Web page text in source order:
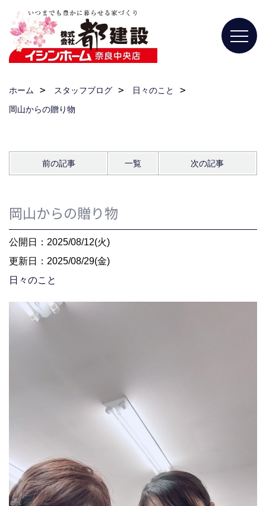
ホーム スタッフブログ
日々のこと
岡山からの贈り物
前の記事 一覧 次の記事
岡山からの贈り物
公開日：2025/08/12(火)
更新日：2025/08/29(金)
日々のこと